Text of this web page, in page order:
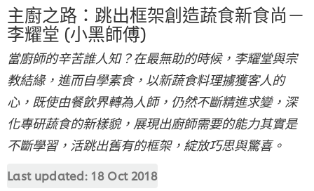
主廚之路：跳出框架創造蔬食新食尚－
李耀堂 (小黑師傅)
當廚師的辛苦誰人知？在最無助的時候，李耀堂與宗
教結緣，進而自學素食，以新蔬食料理擄獲客人的
心，既使由餐飲界轉為人師，仍然不斷精進求變，深
化專研蔬食的新樣貌，展現出廚師需要的能力其實是
不斷學習，活跳出舊有的框架，綻放巧思與驚喜。
Last updated: 18 Oct 2018